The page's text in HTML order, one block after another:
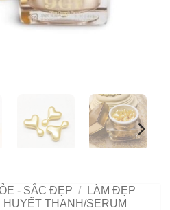
- SẮC ĐẸP /
LÀM ĐẸP
HUYẾT THANH/SERUM